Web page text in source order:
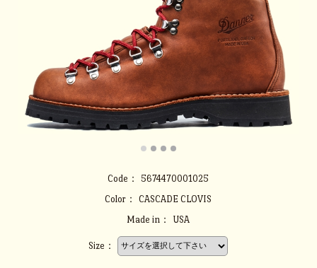
Code：
5674470001025
Color：
CASCADE CLOVIS
Made in：
USA
Size：